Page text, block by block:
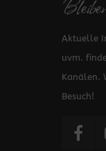
Aktuelle
uvm.
Kanälen.
Besuch!